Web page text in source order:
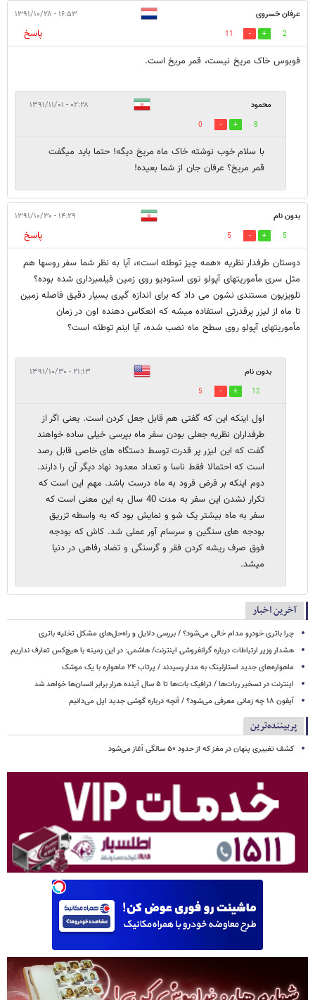
عرفان خسروی ۱۶:۵۳ - ۱۳۹۱/۱۰/۲۸
2
11
پاسخ
فوبوس خاک مریخ نیست، قمر مریخ است.
محمود ۰۲:۲۸ - ۱۳۹۱/۱۱/۰۱
8
0
با سلام خوب نوشته خاک ماه مریخ دیگه! حتما باید میگفت
قمر مریخ؟ عرفان جان از شما بعیده!
بدون نام ۱۴:۲۹ - ۱۳۹۱/۱۰/۳۰
5
5
پاسخ
دوستان طرفدار نظریه «همه چیز توطئه است»، آیا به نظر شما سفر روسها هم
مثل سری مأموریتهای آپولو توی استودیو روی زمین فیلمبرداری شده بوده؟
تلویزیون مستندی نشون می داد که برای اندازه گیری بسیار دقیق فاصله زمین
تا ماه از لیزر پرقدرتی استفاده میشه که انعکاس دهنده اون در زمان
مأموریتهای آپولو روی سطح ماه نصب شده، آیا اینم توطئه است؟
بدون نام ۲۱:۱۳ - ۱۳۹۱/۱۰/۳۰
12
5
اول اینکه این که گفتی هم قابل جعل کردن است. یعنی اگر از
طرفداران نظریه جعلی بودن سفر ماه بپرسی خیلی ساده خواهند
گفت که این لیزر پر قدرت توسط دستگاه های خاصی قابل رصد
است که احتمالا فقط ناسا و تعداد معدود نهاد دیگر آن را دارند.
دوم اینکه بر فرض فرود به ماه درست باشد. مهم این است که
تکرار نشدن این سفر به مدت 40 سال به این معنی است که
سفر به ماه بیشتر یک شو و نمایش بود که به واسطه تزریق
بودجه های سنگین و سرسام آور عملی شد. کاش که بودجه
فوق صرف ریشه کردن فقر و گرسنگی و تضاد رفاهی در دنیا
میشد.
آخرین اخبار
چرا باتری خودرو مدام خالی می‌شود؟ / بررسی دلایل و راه‌حل‌های مشکل تخلیه باتری
هشدار وزیر ارتباطات درباره گرانفروشی اینترنت/ هاشمی: در این زمینه با هیچ‌کس تعارف نداریم
ماهواره‌های جدید استارلینک به مدار رسیدند / پرتاب ۲۴ ماهواره با یک موشک
اینترنت در تسخیر ربات‌ها / ترافیک بات‌ها تا ۵ سال آینده هزار برابر انسان‌ها خواهد شد
آیفون ۱۸ چه زمانی معرفی می‌شود؟ / آنچه درباره گوشی جدید اپل می‌دانیم
پربیننده‌ترین
کشف تغییری پنهان در مغز که از حدود ۵۰ سالگی آغاز می‌شود